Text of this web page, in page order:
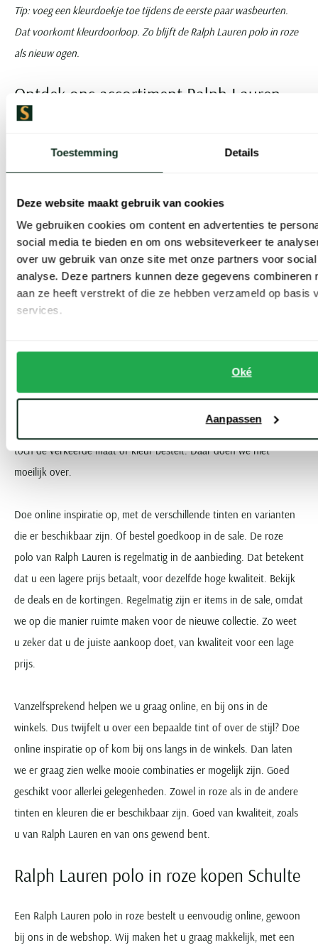
Toestemming Details
Deze website maakt gebruik van cookies
We gebruiken cookies om content en advertenties te
social media te bieden en om ons websiteverkeer te
over uw gebruik van onze site met onze partners voor
analyse. Deze partners kunnen deze gegevens combineren
aan ze heeft verstrekt of die ze hebben verzameld op basis
services.
Oké
Aanpassen
Tip: voeg een kleurdoekje toe tijdens de eerste paar wasbeurten.
Dat voorkomt kleurdoorloop. Zo blijft de Ralph Lauren polo in roze
als nieuw ogen.
Ontdek ons assortiment Ralph Lauren
polo’s in roze
De roze polo van Ralph Lauren
combineert stijl, elegantie en
klasse.
In roze combineert het zelfs frisheid en een moderne look. Ooit
standaard snel geleverd. En gratis geretourneerd bovendien, als u
toch de verkeerde maat of kleur bestelt. Daar doen we niet
moeilijk over.
Doe online inspiratie op, met de verschillende tinten en varianten
die er beschikbaar zijn. Of bestel goedkoop in de sale. De roze
polo van Ralph Lauren is regelmatig in de aanbieding. Dat betekent
dat u een lagere prijs betaalt, voor dezelfde hoge kwaliteit. Bekijk
de deals en de kortingen. Regelmatig zijn er items in de sale, omdat
we op die manier ruimte maken voor de nieuwe collectie. Zo weet
u zeker dat u de juiste aankoop doet, van kwaliteit voor een lage
prijs.
Vanzelfsprekend helpen we u graag online, en bij ons in de
winkels. Dus twijfelt u over een bepaalde tint of over de stijl? Doe
online inspiratie op of kom bij ons langs in de winkels. Dan laten
we er graag zien welke mooie combinaties er mogelijk zijn. Goed
geschikt voor allerlei gelegenheden. Zowel in roze als in de andere
tinten en kleuren die er beschikbaar zijn. Goed van kwaliteit, zoals
u van Ralph Lauren en van ons gewend bent.
Ralph Lauren polo in roze kopen Schulte
Een Ralph Lauren polo in roze bestelt u eenvoudig online, gewoon
bij ons in de webshop. Wij maken het u graag makkelijk, met een